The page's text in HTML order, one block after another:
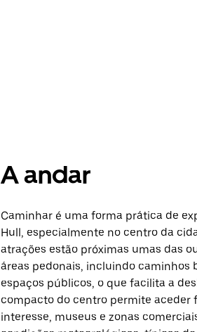
A andar
Caminhar é uma forma prática de
Hull, especialmente no centro da
atrações estão próximas umas das
áreas pedonais, incluindo caminhos
espaços públicos, o que facilita a
compacto do centro permite aceder
interesse, museus e zonas